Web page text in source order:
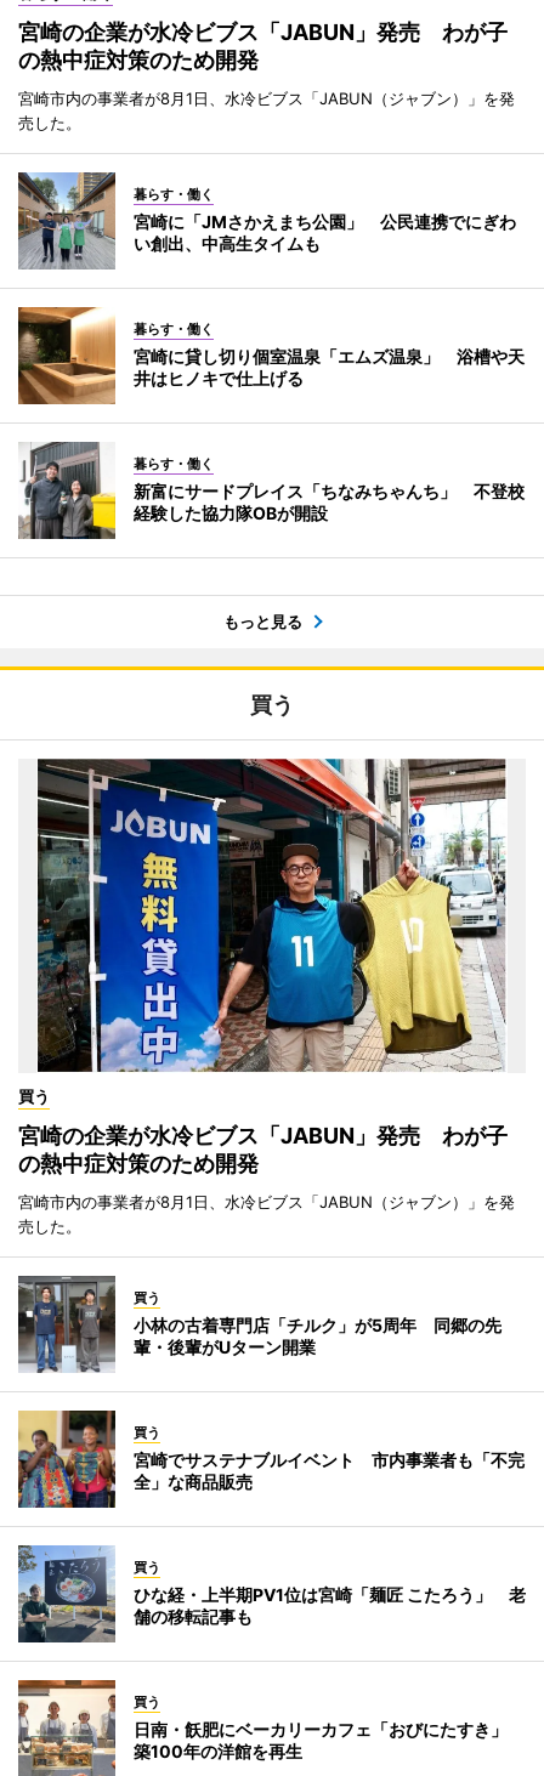
宮崎の企業が水冷ビブス「JABUN」発売 わが子
の熱中症対策のため開発
宮崎市内の事業者が8月1日、水冷ビブス「JABUN（ジャブン）」を発
売した。
暮らす・働く
宮崎に「JMさかえまち公園」 公民連携でにぎわ
い創出、中高生タイムも
暮らす・働く
宮崎に貸し切り個室温泉「エムズ温泉」 浴槽や天
井はヒノキで仕上げる
暮らす・働く
新富にサードプレイス「ちなみちゃんち」 不登校
経験した協力隊OBが開設
もっと見る
買う
買う
宮崎の企業が水冷ビブス「JABUN」発売 わが子
の熱中症対策のため開発
宮崎市内の事業者が8月1日、水冷ビブス「JABUN（ジャブン）」を発
売した。
買う
小林の古着専門店「チルク」が5周年 同郷の先
輩・後輩がUターン開業
買う
宮崎でサステナブルイベント 市内事業者も「不完
全」な商品販売
買う
ひな経・上半期PV1位は宮崎「麺匠 こたろう」 老
舗の移転記事も
買う
日南・飫肥にベーカリーカフェ「おびにたすき」
築100年の洋館を再生